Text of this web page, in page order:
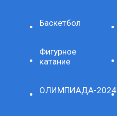
Баскетбол
Фигурное
катание
ОЛИМПИАДА-2024